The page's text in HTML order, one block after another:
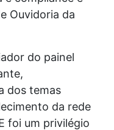
Ouvidoria da
do painel
dos temas
da rede
foi um privilégio